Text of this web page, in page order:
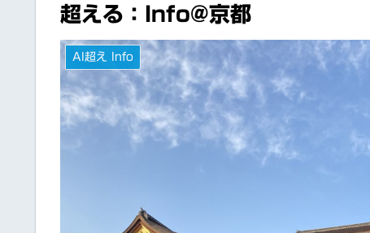
超える：Info@京都
AI超え Info